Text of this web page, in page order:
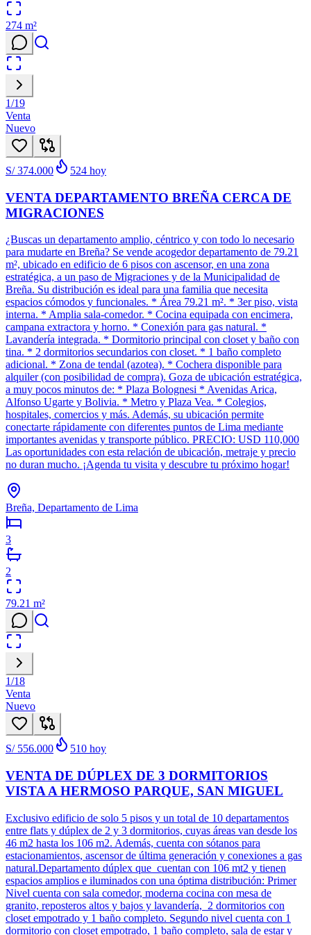
274 m²
1/19
Venta
Nuevo
S/ 374.000 524 hoy
VENTA DEPARTAMENTO BREÑA CERCA DE
MIGRACIONES
¿Buscas un departamento amplio, céntrico y con todo lo necesario
para mudarte en Breña? Se vende acogedor departamento de 79.21
m², ubicado en edificio de 6 pisos con ascensor, en una zona
estratégica, a un paso de Migraciones y de la Municipalidad de
Breña. Su distribución es ideal para una familia que necesita
espacios cómodos y funcionales. * Área 79.21 m². * 3er piso, vista
interna. * Amplia sala-comedor. * Cocina equipada con encimera,
campana extractora y horno. * Conexión para gas natural. *
Lavandería integrada. * Dormitorio principal con closet y baño con
tina. * 2 dormitorios secundarios con closet. * 1 baño completo
adicional. * Zona de tendal (azotea). * Cochera disponible para
alquiler (con posibilidad de compra). Goza de ubicación estratégica,
a muy pocos minutos de: * Plaza Bolognesi * Avenidas Arica,
Alfonso Ugarte y Bolivia. * Metro y Plaza Vea. * Colegios,
hospitales, comercios y más. Además, su ubicación permite
conectarte rápidamente con diferentes puntos de Lima mediante
importantes avenidas y transporte público. PRECIO: USD 110,000
Las oportunidades con esta relación de ubicación, metraje y precio
no duran mucho. ¡Agenda tu visita y descubre tu próximo hogar!
Breña, Departamento de Lima
3
2
79.21 m²
1/18
Venta
Nuevo
S/ 556.000 510 hoy
VENTA DE DÚPLEX DE 3 DORMITORIOS
VISTA A HERMOSO PARQUE, SAN MIGUEL
Exclusivo edificio de solo 5 pisos y un total de 10 departamentos
entre flats y dúplex de 2 y 3 dormitorios, cuyas áreas van desde los
46 m2 hasta los 106 m2. Además, cuenta con sótanos para
estacionamientos, ascensor de última generación y conexiones a gas
natural.Departamento dúplex que cuentan con 106 mt2 y tienen
espacios amplios e iluminados con una óptima distribución: Primer
Nivel cuenta con sala comedor, moderna cocina con mesa de
granito, reposteros altos y bajos y lavandería, 2 dormitorios con
closet empotrado y 1 baño completo. Segundo nivel cuenta con 1
dormitorio con closet empotrado, 1 baño completo, sala de estar y